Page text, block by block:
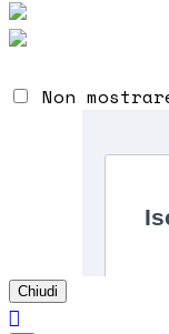
Non
Chiudi
